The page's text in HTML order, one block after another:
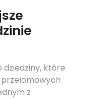
dziedziny, które
z